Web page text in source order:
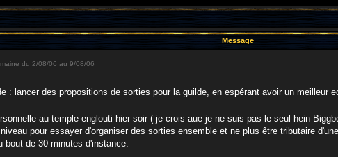
Message
du 2/08/06 au 9/08/06
: lancer des propositions de sorties pour la guilde, en espérant avoir un meilleur
au temple englouti hier soir ( je crois aue je ne suis pas le seul hein
pour essayer d'organiser des sorties ensemble et ne plus être tributaire
bout de 30 minutes d'instance.